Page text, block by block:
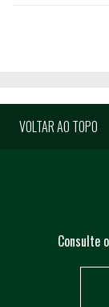
VOLTAR AO TOPO
Consulte